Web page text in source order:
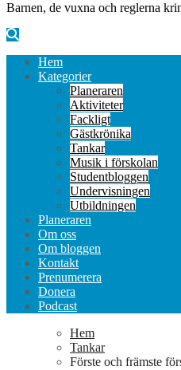
Barnen, de vuxna och reglerna
Hem
Kategorier
Planeraren
Aktiviteter
Fackligt
Gästkrönika
Tankar
Musik i förskolan
Studentbloggen
Undervisningen
Utbildningen
Planeraren
Om oss
Om bloggen
Kontakt
Prenumerera
Donera
Podcast
Hem
Tankar
Förste och främste